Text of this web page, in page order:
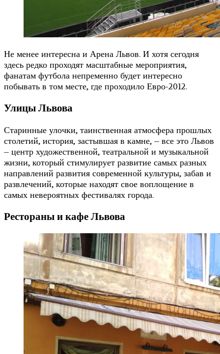
Не менее интересна и Арена Львов. И хотя сегодня
здесь редко проходят масштабные мероприятия,
фанатам футбола непременно будет интересно
побывать в том месте, где проходило Евро-2012.
Улицы Львова
Старинные улочки, таинственная атмосфера прошлых
столетий, история, застывшая в камне, – все это Львов
– центр художественной, театральной и музыкальной
жизни, который стимулирует развитие самых разных
направлений развития современной культуры, забав и
развлечений, которые находят свое воплощение в
самых невероятных фестивалях города.
Рестораны и кафе Львова